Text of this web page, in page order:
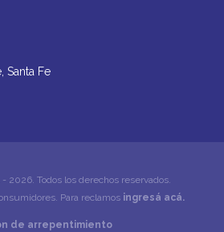
Santa Fe
2026. Todos los derechos reservados.
Para reclamos ingresá acá.
de arrepentimiento